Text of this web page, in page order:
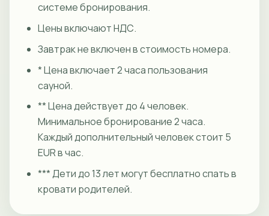
системе бронирования.
Цены включают НДС.
Завтрак не включен в стоимость номера.
* Цена включает 2 часа пользования
сауной.
** Цена действует до 4 человек.
Минимальное бронирование 2 часа.
Каждый дополнительный человек стоит 5
EUR в час.
*** Дети до 13 лет могут бесплатно спать в
кровати родителей.